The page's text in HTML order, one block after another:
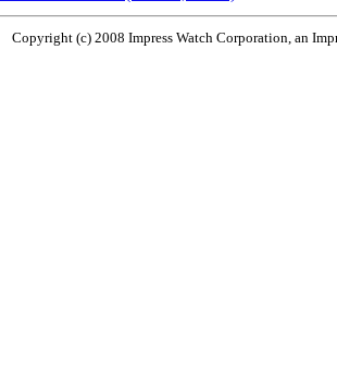
Copyright (c) 2008 Impress Watch Corporation, an